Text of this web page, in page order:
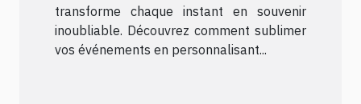
transforme chaque instant en souvenir
inoubliable. Découvrez comment sublimer
vos événements en personnalisant...